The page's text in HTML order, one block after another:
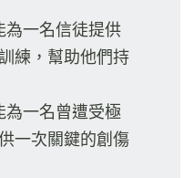
為一名信徒提供
練，幫助他們持
為一名曾遭受極
一次關鍵的創傷